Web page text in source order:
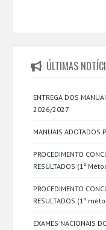
ÚLTIMAS
ENTREGA DOS
2026/2027
MANUAIS ADOTADOS
PROCEDIMENTO
RESULTADOS (1º
PROCEDIMENTO
RESULTADOS (1º
EXAMES NACIONAIS